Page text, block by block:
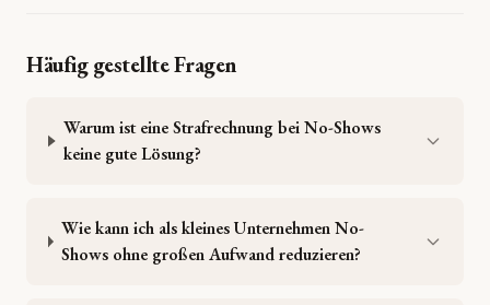
Häufig gestellte Fragen
Warum ist eine Strafrechnung bei No-Shows
keine gute Lösung?
Wie kann ich als kleines Unternehmen No-
Shows ohne großen Aufwand reduzieren?